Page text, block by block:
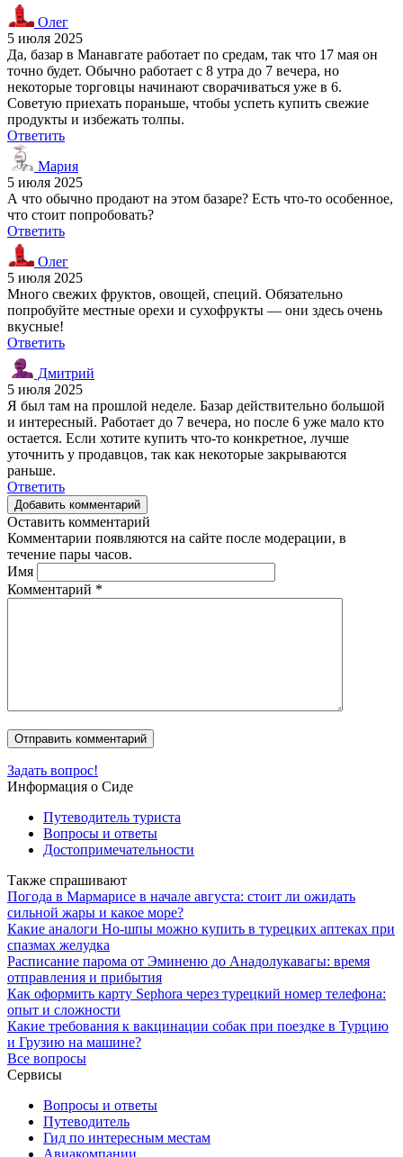
Олег
5 июля 2025
Да, базар в Манавгате работает по средам, так что 17 мая он
точно будет. Обычно работает с 8 утра до 7 вечера, но
некоторые торговцы начинают сворачиваться уже в 6.
Советую приехать пораньше, чтобы успеть купить свежие
продукты и избежать толпы.
Ответить
Мария
5 июля 2025
А что обычно продают на этом базаре? Есть что-то особенное,
что стоит попробовать?
Ответить
Олег
5 июля 2025
Много свежих фруктов, овощей, специй. Обязательно
попробуйте местные орехи и сухофрукты — они здесь очень
вкусные!
Ответить
Дмитрий
5 июля 2025
Я был там на прошлой неделе. Базар действительно большой
и интересный. Работает до 7 вечера, но после 6 уже мало кто
остается. Если хотите купить что-то конкретное, лучше
уточнить у продавцов, так как некоторые закрываются
раньше.
Ответить
Добавить комментарий
Оставить комментарий
Комментарии появляются на сайте после модерации, в
течение пары часов.
Имя
Комментарий *
Задать вопрос!
Информация о Сиде
Путеводитель туриста
Вопросы и ответы
Достопримечательности
Также спрашивают
Погода в Мармарисе в начале августа: стоит ли ожидать
сильной жары и какое море?
Какие аналоги Но-шпы можно купить в турецких аптеках при
спазмах желудка
Расписание парома от Эминеню до Анадолукавагы: время
отправления и прибытия
Как оформить карту Sephora через турецкий номер телефона:
опыт и сложности
Какие требования к вакцинации собак при поездке в Турцию
и Грузию на машине?
Все вопросы
Сервисы
Вопросы и ответы
Путеводитель
Гид по интересным местам
Авиакомпании